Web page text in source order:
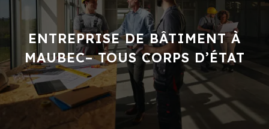
ENTREPRISE DE BÂTIMENT À
MAUBEC– TOUS CORPS D’ÉTAT